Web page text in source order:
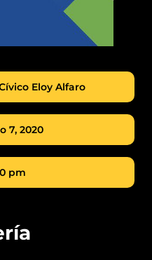
Eloy Alfaro
7, 2020
pm